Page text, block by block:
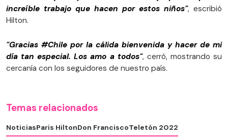
increíble trabajo que hacen por estos niños", escribió
Hilton.
"Gracias #Chile por la cálida bienvenida y hacer de mi
día tan especial. Los amo a todos", cerró, mostrando su
cercanía con los seguidores de nuestro país.
Temas relacionados
NoticiasParis HiltonDon FranciscoTeletón 2022